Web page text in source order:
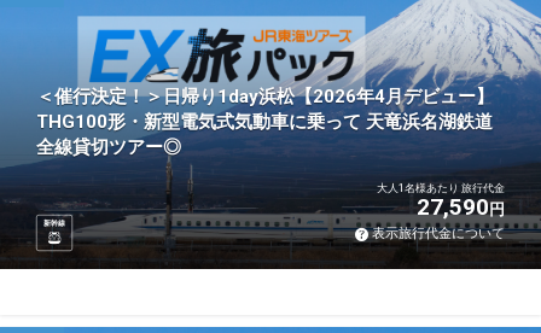
＜催行決定！＞日帰り1day浜松【2026年4月デビュー】
THG100形・新型電気式気動車に乗って 天竜浜名湖鉄道
全線貸切ツアー◎
新幹線
大人1名様あたり 旅行代金
27,590円
表示旅行代金について